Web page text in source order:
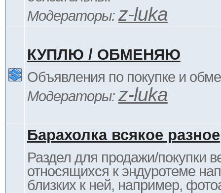
Модераторы: z-luka
КУПЛЮ / ОБМЕНЯЮ
Объявления по покупке и
Модераторы: z-luka
Барахолка всякое разное
Раздел для продажи/покупки
относящихся к эндуротеме
близких к ней, например,